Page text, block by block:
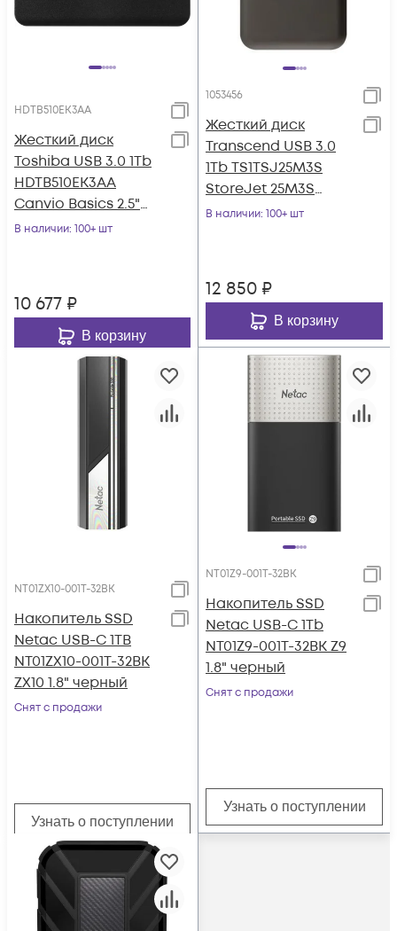
HDTB510EK3AA
Жесткий диск
Toshiba USB 3.0 1Tb
HDTB510EK3AA
Canvio Basics 2.5"
черный
В наличии: 100+ шт
10 677 ₽
В корзину
1053456
Жесткий диск
Transcend USB 3.0
1Tb TS1TSJ25M3S
StoreJet 25M3S
(5400rpm) 2.5" серый
В наличии: 100+ шт
12 850 ₽
В корзину
NT01ZX10-001T-32BK
Накопитель SSD
Netac USB-C 1TB
NT01ZX10-001T-32BK
ZX10 1.8" черный
Снят с продажи
Узнать о поступлении
NT01Z9-001T-32BK
Накопитель SSD
Netac USB-C 1Tb
NT01Z9-001T-32BK Z9
1.8" черный
Снят с продажи
Узнать о поступлении